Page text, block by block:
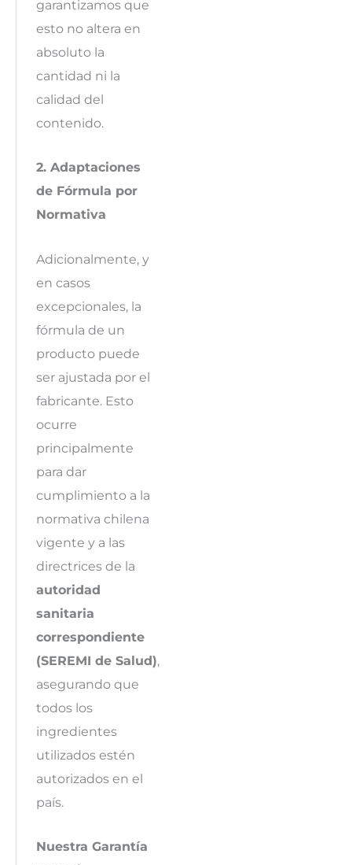
garantizamos que
esto no altera en
absoluto la
cantidad ni la
calidad del
contenido.
2. Adaptaciones
de Fórmula por
Normativa
Adicionalmente, y
en casos
excepcionales, la
fórmula de un
producto puede
ser ajustada por el
fabricante. Esto
ocurre
principalmente
para dar
cumplimiento a la
normativa chilena
vigente y a las
directrices de la
autoridad
sanitaria
correspondiente
(SEREMI de Salud),
asegurando que
todos los
ingredientes
utilizados estén
autorizados en el
país.
Nuestra Garantía